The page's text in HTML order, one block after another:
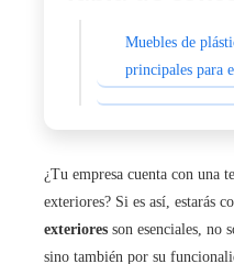
Muebles de
principales para
¿Tu empresa cuenta con una
exteriores? Si es así, estarás
exteriores son esenciales, no
sino también por su